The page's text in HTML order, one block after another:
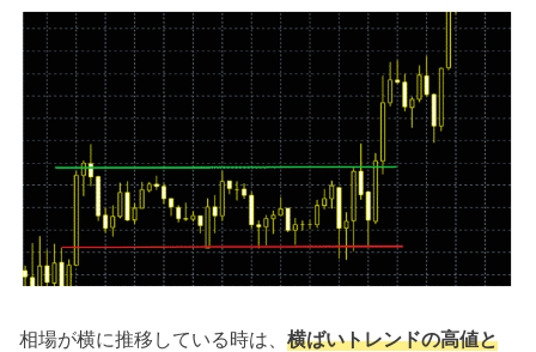
相場が横に推移している時は、横ばいトレンドの高値と